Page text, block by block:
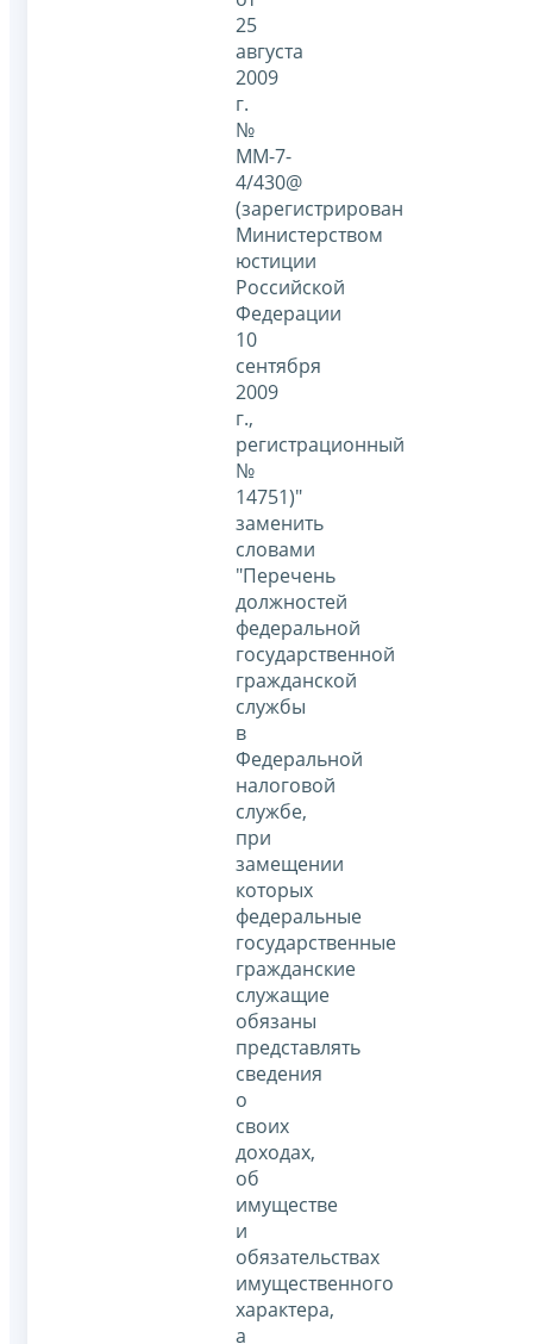
25
августа
2009
г.
№
ММ-7-
4/430@
(зарегистрирован
Министерством
юстиции
Российской
Федерации
10
сентября
2009
г.,
регистрационный
№
14751)"
заменить
словами
"Перечень
должностей
федеральной
государственной
гражданской
службы
в
Федеральной
налоговой
службе,
при
замещении
которых
федеральные
государственные
гражданские
служащие
обязаны
представлять
сведения
о
своих
доходах,
об
имуществе
и
обязательствах
имущественного
характера,
а